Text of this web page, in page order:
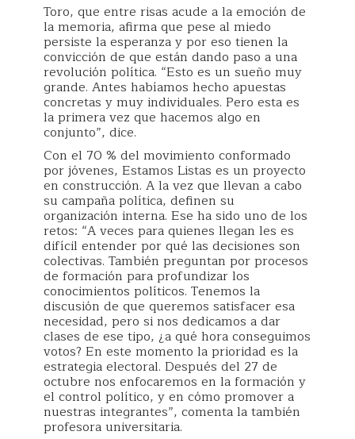
Toro, que entre risas acude a la emoción de
la memoria, afirma que pese al miedo
persiste la esperanza y por eso tienen la
convicción de que están dando paso a una
revolución política. “Esto es un sueño muy
grande. Antes habíamos hecho apuestas
concretas y muy individuales. Pero esta es
la primera vez que hacemos algo en
conjunto”, dice.
Con el 70 % del movimiento conformado
por jóvenes, Estamos Listas es un proyecto
en construcción. A la vez que llevan a cabo
su campaña política, definen su
organización interna. Ese ha sido uno de los
retos: “A veces para quienes llegan les es
difícil entender por qué las decisiones son
colectivas. También preguntan por procesos
de formación para profundizar los
conocimientos políticos. Tenemos la
discusión de que queremos satisfacer esa
necesidad, pero si nos dedicamos a dar
clases de ese tipo, ¿a qué hora conseguimos
votos? En este momento la prioridad es la
estrategia electoral. Después del 27 de
octubre nos enfocaremos en la formación y
el control político, y en cómo promover a
nuestras integrantes”, comenta la también
profesora universitaria.